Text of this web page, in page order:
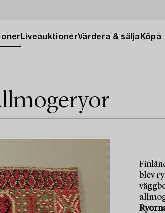
LiveauktionerVärdera & sälja Köpa
blev